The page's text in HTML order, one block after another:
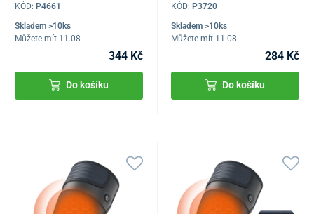
KÓD: P4661
Skladem >10ks
Můžete mít 11.08
344 Kč
Do košíku
KÓD: P3720
Skladem >10ks
Můžete mít 11.08
284 Kč
Do košíku